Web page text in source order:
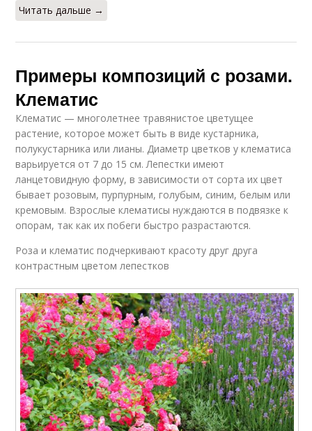
Читать дальше →
Примеры композиций с розами.
Клематис
Клематис — многолетнее травянистое цветущее
растение, которое может быть в виде кустарника,
полукустарника или лианы. Диаметр цветков у клематиса
варьируется от 7 до 15 см. Лепестки имеют
ланцетовидную форму, в зависимости от сорта их цвет
бывает розовым, пурпурным, голубым, синим, белым или
кремовым. Взрослые клематисы нуждаются в подвязке к
опорам, так как их побеги быстро разрастаются.
Роза и клематис подчеркивают красоту друг друга
контрастным цветом лепестков